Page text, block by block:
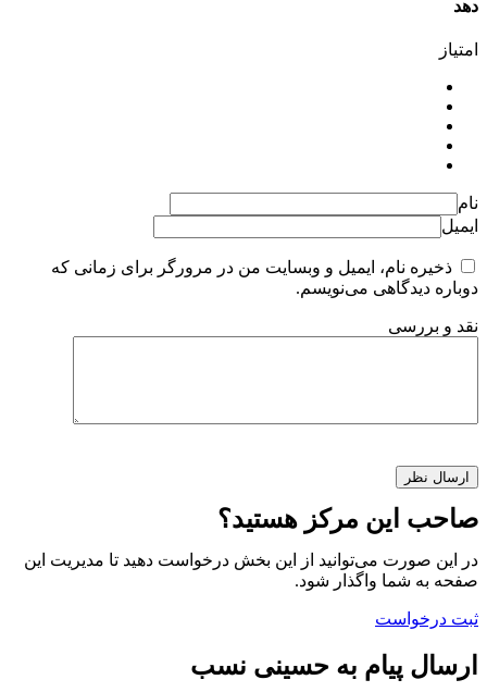
دهد
امتیاز
نام
ایمیل
ذخیره نام، ایمیل و وبسایت من در مرورگر برای زمانی که
دوباره دیدگاهی می‌نویسم.
نقد و بررسی
صاحب این مرکز هستید؟
در این صورت می‌توانید از این بخش درخواست دهید تا مدیریت این
صفحه به شما واگذار شود.
ثبت درخواست
ارسال پیام به حسینی نسب